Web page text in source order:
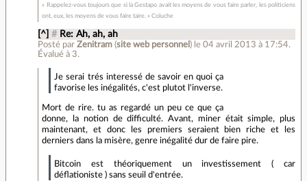
« Rappelez-vous toujours que si la Gestapo avait les moyens de vous faire parler, les politiciens
ont, eux, les moyens de vous faire taire. » Coluche
[^] # Re: Ah, ah, ah
Posté parZenitram (site web personnel ) le 04 avril 2013 à 17:54.
Évalué à 3.
Je serai trés interessé de savoir en quoi ça
favorise les inégalités, c'est plutot l'inverse.
Mort de rire. tu as regardé un peu ce que ça
donne, la notion de difficulté. Avant, miner était simple, plus
maintenant, et donc les premiers seraient bien riche et les
derniers dans la misère, genre inégalité dur de faire pire.
Bitcoin est théoriquement un investissement ( car
déflationiste ) sans seuil d'entrée.